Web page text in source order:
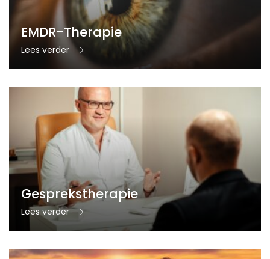
EMDR-Therapie
Lees verder
Gesprekstherapie
Lees verder